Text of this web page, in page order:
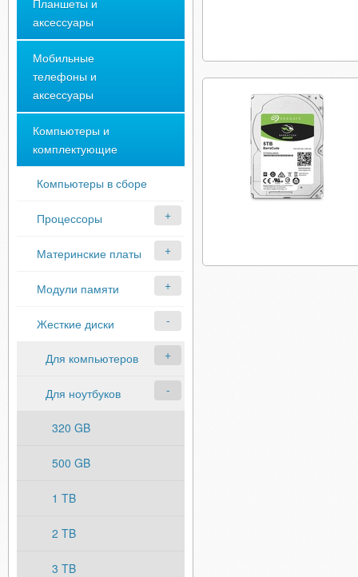
Планшеты и
аксессуары
Мобильные
телефоны и
аксессуары
Компьютеры и
комплектующие
Компьютеры в сборе
Процессоры
Материнские платы
Модули памяти
Жесткие диски
Для компьютеров
Для ноутбуков
320 GB
500 GB
1 TB
2 TB
3 TB